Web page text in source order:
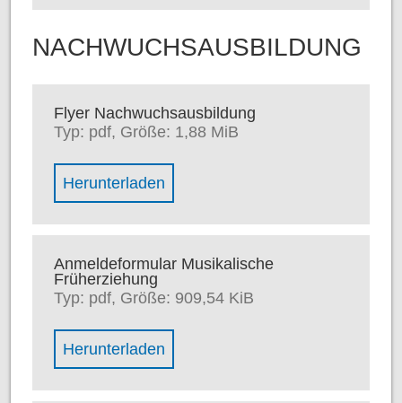
NACHWUCHSAUSBILDUNG
Flyer Nachwuchsausbildung
Typ: pdf, Größe: 1,88 MiB
Herunterladen
Anmeldeformular Musikalische
Früherziehung
Typ: pdf, Größe: 909,54 KiB
Herunterladen